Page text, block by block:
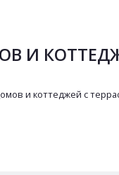
И
и коттеджей с